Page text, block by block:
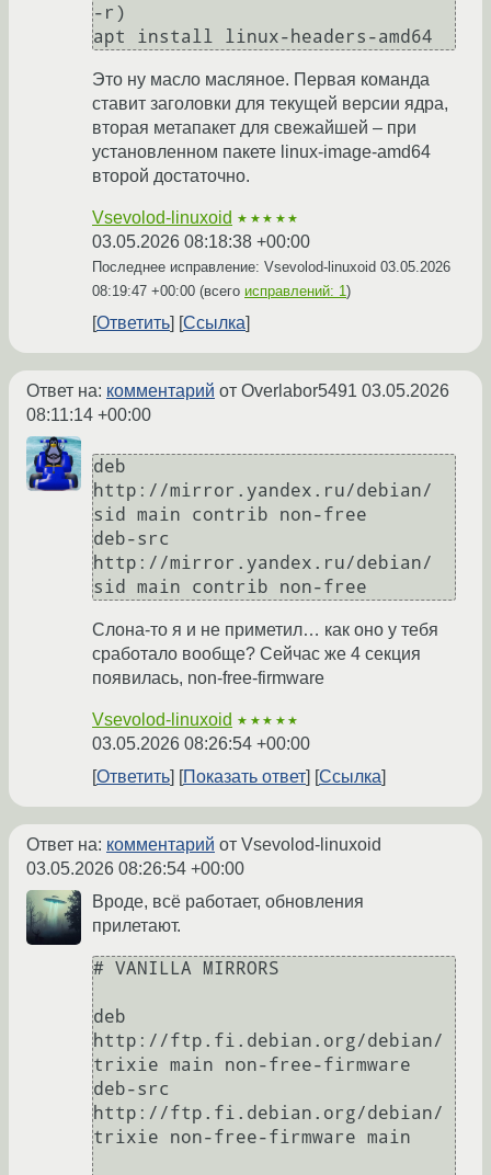
-r)
Это ну масло масляное. Первая команда
ставит заголовки для текущей версии ядра,
вторая метапакет для свежайшей – при
установленном пакете linux-image-amd64
второй достаточно.
Vsevolod-linuxoid ★★★★★
03.05.2026 08:18:38 +00:00
Последнее исправление: Vsevolod-linuxoid 03.05.2026
08:19:47 +00:00 (всего исправлений: 1 )
Ответить Ссылка
Ответ на: комментарий от Overlabor5491 03.05.2026
08:11:14 +00:00
deb
http://mirror.yandex.ru/debian/
sid main contrib non-free
deb-src
http://mirror.yandex.ru/debian/
Слона-то я и не приметил… как оно у тебя
сработало вообще? Сейчас же 4 секция
появилась, non-free-firmware
Vsevolod-linuxoid ★★★★★
03.05.2026 08:26:54 +00:00
Ответить
Показать ответ Ссылка
Ответ на: комментарий от Vsevolod-linuxoid
03.05.2026 08:26:54 +00:00
Вроде, всё работает, обновления
прилетают.
# VANILLA MIRRORS
deb
http://ftp.fi.debian.org/debian/
trixie main non-free-firmware
deb-src
http://ftp.fi.debian.org/debian/
trixie non-free-firmware main